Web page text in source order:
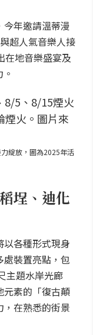
年邀請溫蒂漫
超人氣音樂人接
在地音樂盛宴及
綻放，圖為2025年活
埕、迪化
各種形式現身
裝置亮點，包
主題水岸光廊
元素的「復古顛
在熟悉的街景